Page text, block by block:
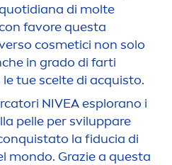
di molte
favore questa
cosmetici non solo
in grado di farti
tue scelte di acquisto.
NIVEAesplorano i
pelle per sviluppare
la fiducia di
mondo. Grazie a questa